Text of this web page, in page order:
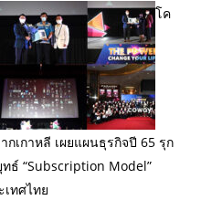
โค
กเกาหลี เผยแผนธุรกิจปี 65 รุก
ธ์ “Subscription Model”
ทศไทย